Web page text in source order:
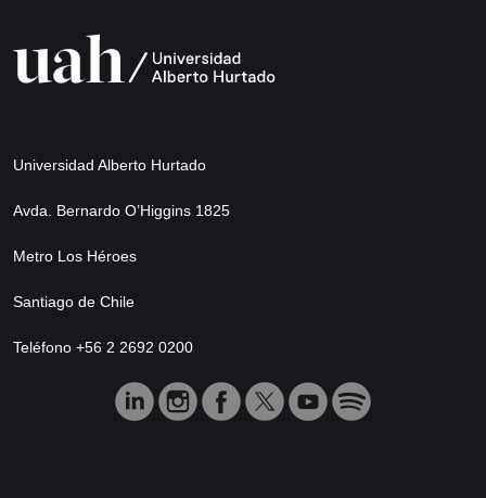
Universidad Alberto Hurtado
Avda. Bernardo O’Higgins 1825
Metro Los Héroes
Santiago de Chile
Teléfono +56 2 2692 0200